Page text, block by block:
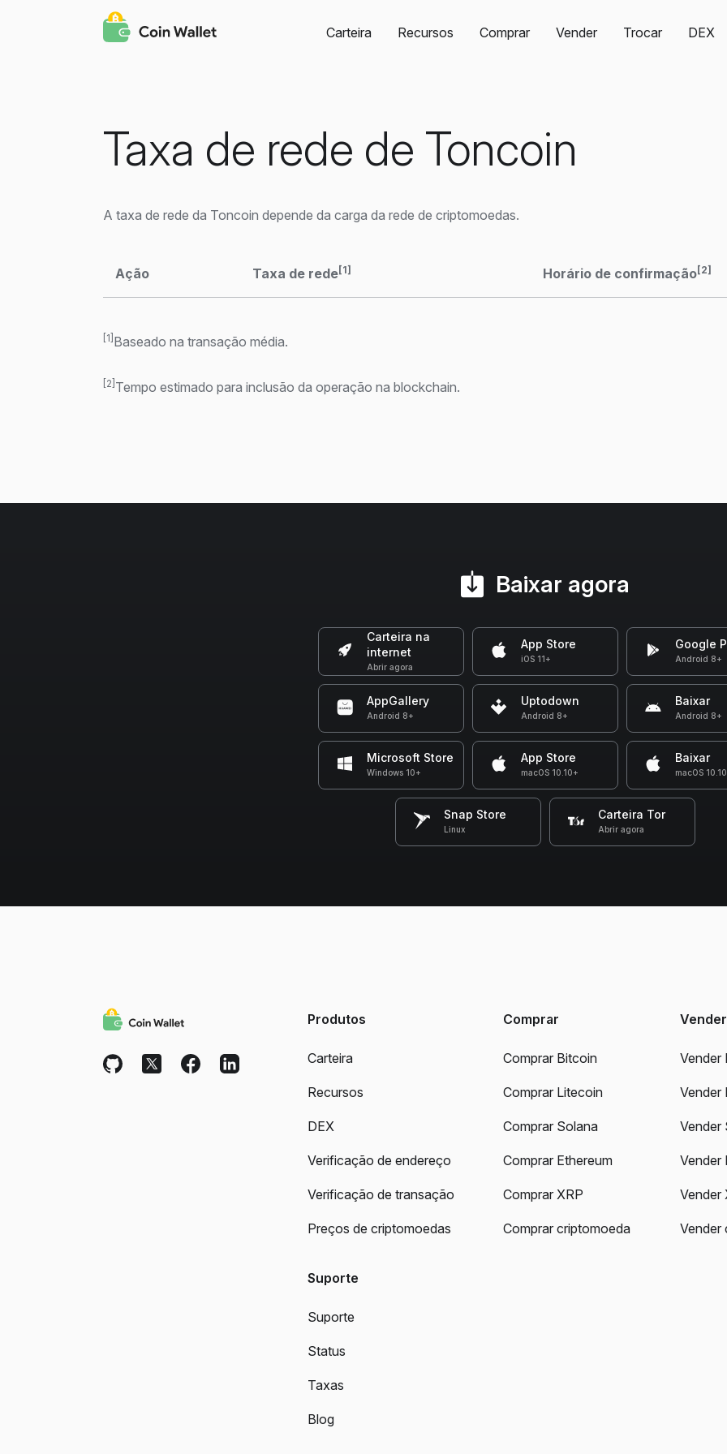
Carteira Recursos Comprar Vender Trocar DEX
Taxa de rede de Toncoin
A taxa de rede da Toncoin depende da carga da rede de criptomoedas.
Ação Taxa de rede[1] Horário de confirmação[2]
[1] Baseado na transação média.
[2] Tempo estimado para inclusão da operação na blockchain.
Baixar agora
Carteira na
internet
Abrir agora
App Store
iOS 11+
Google
Android 8+
AppGallery
Android 8+
Uptodown
Android 8+
Baixar
Android 8+
Microsoft Store
Windows 10+
App Store
macOS 10.10+
Baixar
macOS
Snap Store
Linux
Carteira Tor
Abrir agora
Produtos
Carteira
Recursos
DEX
Verificação de endereço
Verificação de transação
Preços de criptomoedas
Comprar
Comprar Bitcoin
Comprar Litecoin
Comprar Solana
Comprar Ethereum
Comprar XRP
Comprar criptomoeda
Vender
Vender
Vender
Vender
Vender
Vender
Vender
Suporte
Suporte
Status
Taxas
Blog